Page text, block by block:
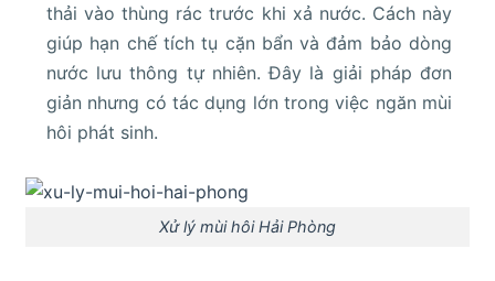
thải vào thùng rác trước khi xả nước. Cách này
giúp hạn chế tích tụ cặn bẩn và đảm bảo dòng
nước lưu thông tự nhiên. Đây là giải pháp đơn
giản nhưng có tác dụng lớn trong việc ngăn mùi
hôi phát sinh.
Xử lý mùi hôi Hải Phòng